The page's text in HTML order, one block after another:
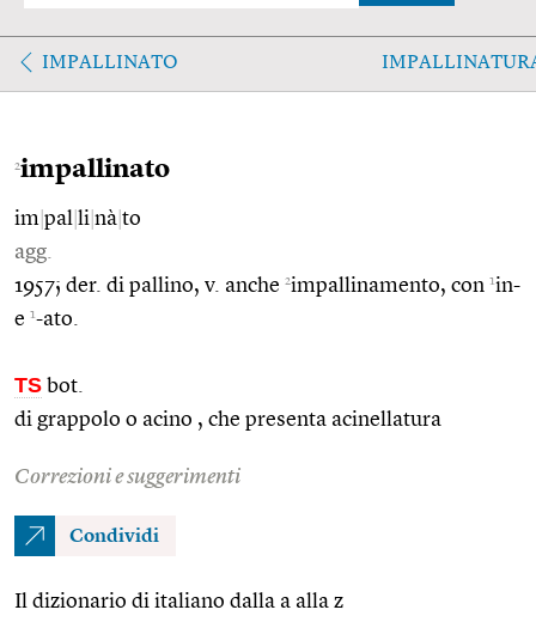
IMPALLINATO
2impallinato
im pal li nà to
agg.
1957; der. di pallino, v. anche 2impallinamento, con 1in-
e 1-ato.
TS bot.
di grappolo o acino , che presenta acinellatura
Correzioni e suggerimenti
Condividi
Il dizionario di italiano dalla a alla z